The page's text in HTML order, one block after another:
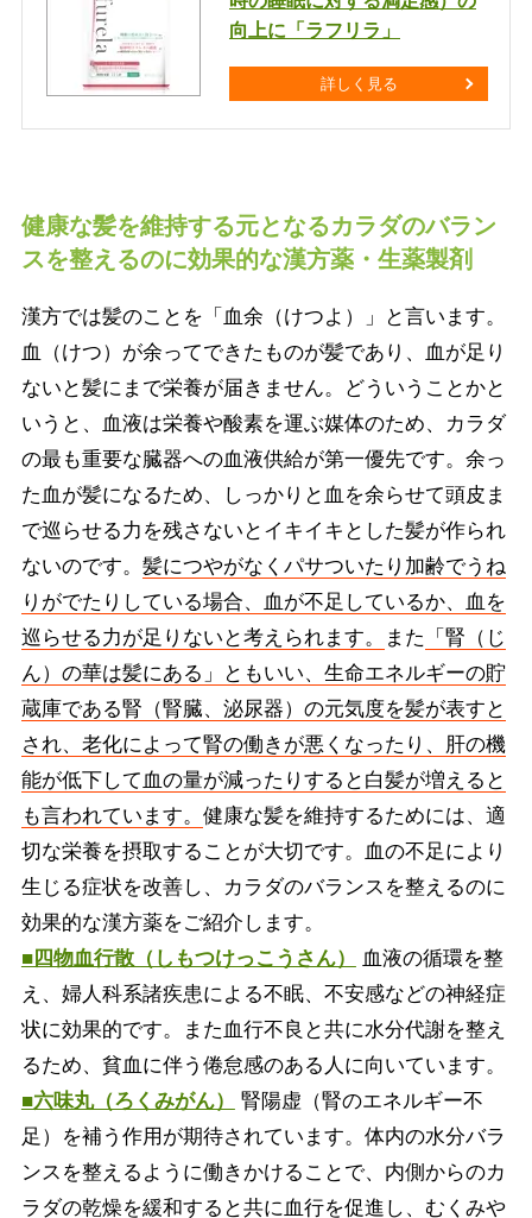
向上に「ラフリラ」
詳しく見る
健康な髪を維持する元となるカラダのバラン
スを整えるのに効果的な漢方薬・生薬製剤
漢方では髪のことを「血余（けつよ）」と言います。
血（けつ）が余ってできたものが髪であり、血が足り
ないと髪にまで栄養が届きません。どういうことかと
いうと、血液は栄養や酸素を運ぶ媒体のため、カラダ
の最も重要な臓器への血液供給が第一優先です。余っ
た血が髪になるため、しっかりと血を余らせて頭皮ま
で巡らせる力を残さないとイキイキとした髪が作られ
ないのです。 髪につやがなくパサついたり加齢でうね
りがでたりしている場合、血が不足しているか、血を
巡らせる力が足りないと考えられます。
また
「腎（じ
ん）の華は髪にある」ともいい、生命エネルギーの貯
蔵庫である腎（腎臓、泌尿器）の元気度を髪が表すと
され、老化によって腎の働きが悪くなったり、肝の機
能が低下して血の量が減ったりすると白髪が増えると
も言われています。 健康な髪を維持するためには、適
切な栄養を摂取することが大切です。血の不足により
生じる症状を改善し、カラダのバランスを整えるのに
効果的な漢方薬をご紹介します。
■四物血行散（しもつけっこうさん）
血液の循環を整
え、婦人科系諸疾患による不眠、不安感などの神経症
状に効果的です。また血行不良と共に水分代謝を整え
るため、貧血に伴う倦怠感のある人に向いています。
■六味丸（ろくみがん）
腎陽虚（腎のエネルギー不
足）を補う作用が期待されています。体内の水分バラ
ンスを整えるように働きかけることで、内側からのカ
ラダの乾燥を緩和すると共に血行を促進し、むくみや